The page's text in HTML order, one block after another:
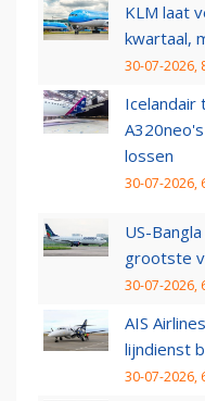
KLM laat
kwartaal,
30-07-2026,
Icelandair
lossen
30-07-2026,
US-
grootste
30-07-2026,
AIS
lijndienst
30-07-2026,